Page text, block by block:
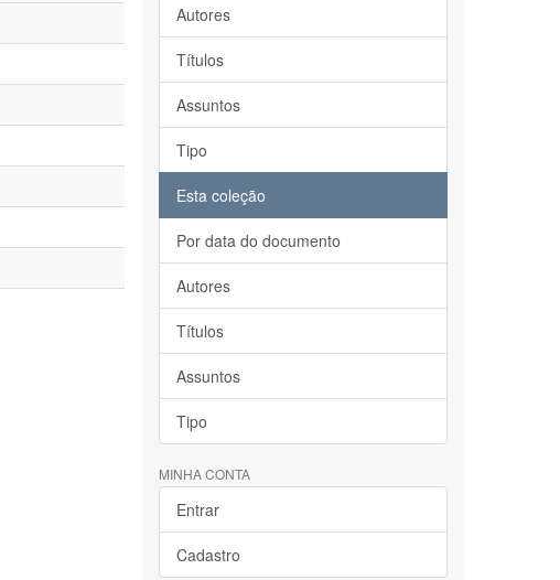
Autores
Títulos
Assuntos
Tipo
Esta coleção
Por data do documento
Autores
Títulos
Assuntos
Tipo
MINHA CONTA
Entrar
Cadastro